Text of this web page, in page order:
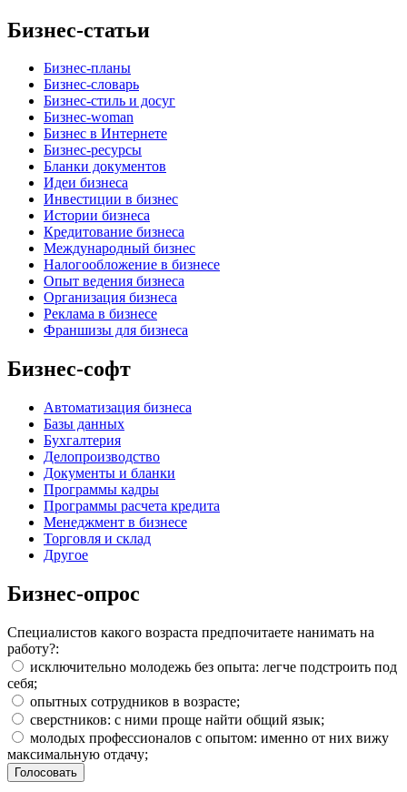
Бизнес-статьи
Бизнес-планы
Бизнес-словарь
Бизнес-стиль и досуг
Бизнес-woman
Бизнес в Интернете
Бизнес-ресурсы
Бланки документов
Идеи бизнеса
Инвестиции в бизнес
Истории бизнеса
Кредитование бизнеса
Международный бизнес
Налогообложение в бизнесе
Опыт ведения бизнеса
Организация бизнеса
Реклама в бизнесе
Франшизы для бизнеса
Бизнес-софт
Автоматизация бизнеса
Базы данных
Бухгалтерия
Делопроизводство
Документы и бланки
Программы кадры
Программы расчета кредита
Менеджмент в бизнесе
Торговля и склад
Другое
Бизнес-опрос
Специалистов какого возраста предпочитаете нанимать на
работу?:
исключительно молодежь без опыта: легче подстроить под
себя;
опытных сотрудников в возрасте;
сверстников: с ними проще найти общий язык;
молодых профессионалов с опытом: именно от них вижу
максимальную отдачу;